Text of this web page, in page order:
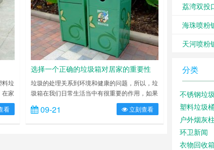
料垃
在家
有一
一般
以免
看
选择一个正确的垃圾箱对居家的重要性
垃圾的处理关系到环境和健康的问题，所以，垃
圾箱在我们日常生活当中有很重要的作用，如果
你想让你的家你的城市更美丽更清洁，那么在选
用垃圾箱的时候就要考虑到很多问题。垃圾箱每
天都会承载着许多垃圾，这些垃圾都是携带着细
09-21 立刻查看
荔湾双投
海珠喷粉
天河喷粉
分类
不锈钢垃
塑料垃圾桶
户外烟灰柱
环卫新闻
衣物回收